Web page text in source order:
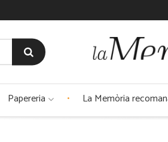
Papereria La Memòria